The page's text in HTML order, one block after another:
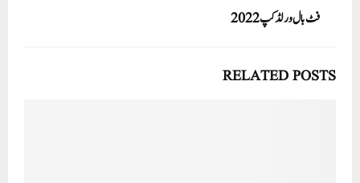
فٹ بال ورلڈ کپ 2022
RELATED POSTS